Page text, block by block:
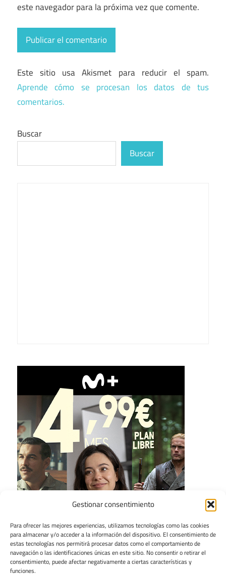
Gestionar consentimiento
Para ofrecer las mejores experiencias, utilizamos tecnologías como las cookies
para almacenar y/o acceder a la información del dispositivo. El consentimiento de
estas tecnologías nos permitirá procesar datos como el comportamiento de
navegación o las identificaciones únicas en este sitio. No consentir o retirar el
consentimiento, puede afectar negativamente a ciertas características y
funciones.
este navegador para la próxima vez que comente.
Este sitio usa Akismet para reducir el spam.
Aprende cómo se procesan los datos de tus
comentarios.
Buscar
Buscar